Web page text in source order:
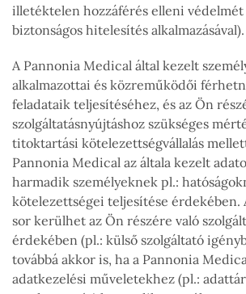
illetéktelen hozzáférés elleni védelmét
biztonságos hitelesítés alkalmazásával).
A Pannonia Medical által kezelt
alkalmazottai és közreműködői
feladataik teljesítéséhez, és az Ön
szolgáltatásnyújtáshoz szükséges
titoktartási kötelezettségvállalás
Pannonia Medical az általa kezelt
harmadik személyeknek pl.:
kötelezettségei teljesítése érdekében.
sor kerülhet az Ön részére való
érdekében (pl.: külső szolgáltató
továbbá akkor is, ha a Pannonia
adatkezelési műveletekhez (pl.: